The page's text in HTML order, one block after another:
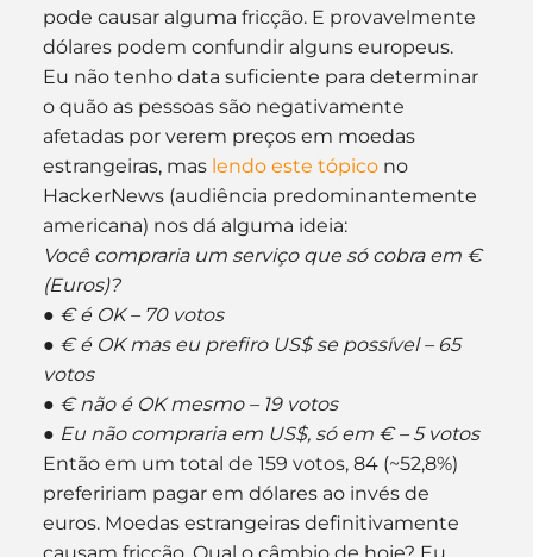
pode causar alguma fricção. E provavelmente
dólares podem confundir alguns europeus.
Eu não tenho data suficiente para determinar
o quão as pessoas são negativamente
afetadas por verem preços em moedas
estrangeiras, mas lendo este tópico no
HackerNews (audiência predominantemente
americana) nos dá alguma ideia:
Você compraria um serviço que só cobra em €
(Euros)?
● € é OK – 70 votos
● € é OK mas eu prefiro US$ se possível – 65
votos
● € não é OK mesmo – 19 votos
● Eu não compraria em US$, só em € – 5 votos
Então em um total de 159 votos, 84 (~52,8%)
prefeririam pagar em dólares ao invés de
euros. Moedas estrangeiras definitivamente